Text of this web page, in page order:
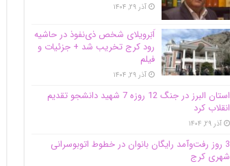
آذر ۲۹, ۱۴۰۴
اَبَر‌ویلای شخص ذی‌نفوذ در حاشیه‌
رود کرج تخریب شد + جزئیات و
فیلم
آذر ۲۹, ۱۴۰۴
استان البرز در جنگ 12 روزه 7 شهید دانشجو تقدیم
انقلاب کرد
آذر ۲۹, ۱۴۰۴
3 روز رفت‌وآمد رایگان بانوان در خطوط اتوبوسرانی
شهری کرج